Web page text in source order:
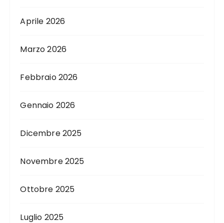
Aprile 2026
Marzo 2026
Febbraio 2026
Gennaio 2026
Dicembre 2025
Novembre 2025
Ottobre 2025
Luglio 2025